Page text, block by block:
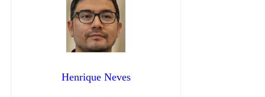
Henrique Neves